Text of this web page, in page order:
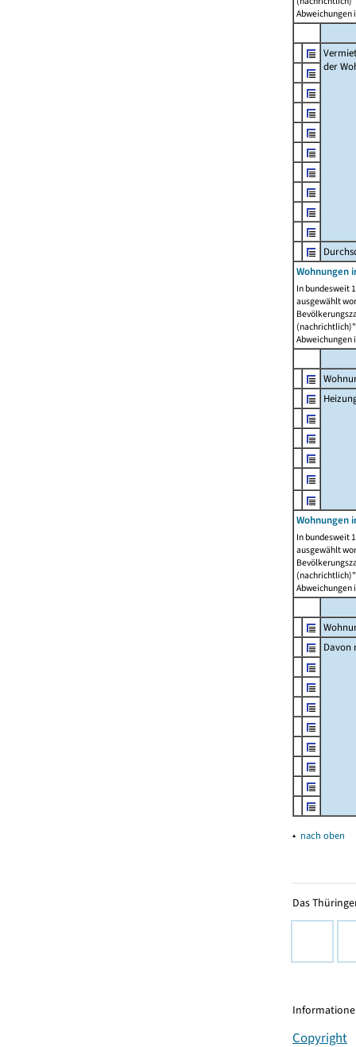
Abweichungen
der
Wohnungen
In bundesweit
ausgewählt
Abweichungen
Wohnungen
In bundesweit
ausgewählt
Abweichungen
Davon
▴ nach oben
Das
Copyright